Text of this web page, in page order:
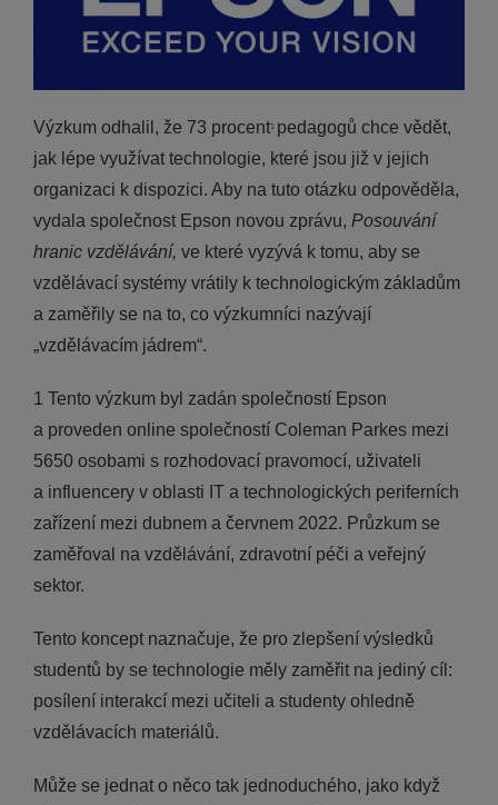
Výzkum odhalil, že 73 procent1 pedagogů chce vědět,
jak lépe využívat technologie, které jsou již v jejich
organizaci k dispozici. Aby na tuto otázku odpověděla,
vydala společnost Epson novou zprávu, Posouvání
hranic vzdělávání, ve které vyzývá k tomu, aby se
vzdělávací systémy vrátily k technologickým základům
a zaměřily se na to, co výzkumníci nazývají
„vzdělávacím jádrem“.
1 Tento výzkum byl zadán společností Epson
a proveden online společností Coleman Parkes mezi
5650 osobami s rozhodovací pravomocí, uživateli
a influencery v oblasti IT a technologických periferních
zařízení mezi dubnem a červnem 2022. Průzkum se
zaměřoval na vzdělávání, zdravotní péči a veřejný
sektor.
Tento koncept naznačuje, že pro zlepšení výsledků
studentů by se technologie měly zaměřit na jediný cíl:
posílení interakcí mezi učiteli a studenty ohledně
vzdělávacích materiálů.
Může se jednat o něco tak jednoduchého, jako když